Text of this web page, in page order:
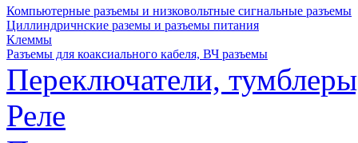
Компьютерные разъемы и низковольтные сигнальные разъемы
Циллиндричнские раземы и разъемы питания
Клеммы
Разъемы для коаксиального кабеля, ВЧ разъемы
Переключатели,
Реле